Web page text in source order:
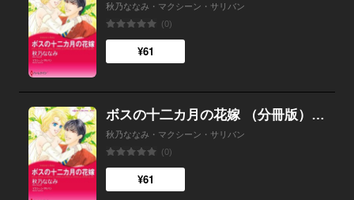
秋乃ななみ・マクシーン・サリバン
(0)
¥61
ボスの十二カ月の花嫁 （分冊版）7話
秋乃ななみ・マクシーン・サリバン
(0)
¥61